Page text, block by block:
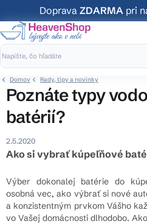
na
obsah
Doprava ZDARMA pri
Domov Rady, tipy a novinky
Poznáte typy
batérií?
2.5.2020
Ako si vybrať kúpeľňové
Výber dokonalej batérie do
osobná vec, ako výbrať si nové
a konzistentným prvkom Vášho
vo Vašej domácnosti dlhodobo.